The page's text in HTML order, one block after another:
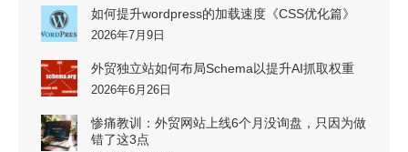
如何提升wordpress的加载速度《CSS优化篇》
2026年7月9日
外贸独立站如何布局Schema以提升AI抓取权重
2026年6月26日
惨痛教训：外贸网站上线6个月没询盘，只因为做
错了这3点